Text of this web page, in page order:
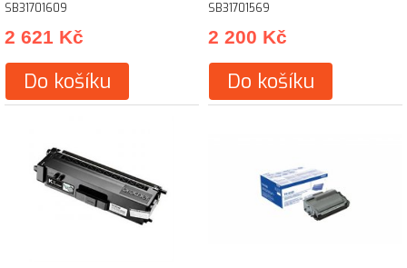
SB31701609
2 621 Kč
Do košíku
SB31701569
2 200 Kč
Do košíku